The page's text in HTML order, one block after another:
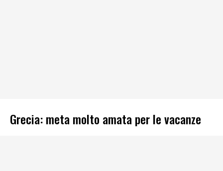
Grecia: meta molto amata per le vacanze